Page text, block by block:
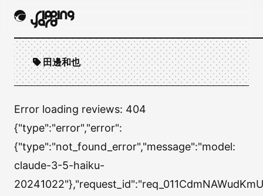
田邊和也
Error loading reviews: 404
{"type":"error","error":
{"type":"not_found_error","message":"model:
claude-3-5-haiku-